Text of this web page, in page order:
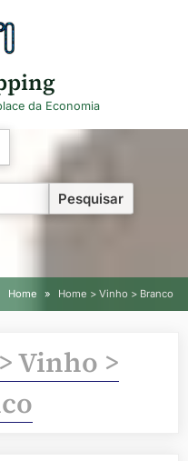
da Economia
Home Home > Vinho > Branco
Vinho >